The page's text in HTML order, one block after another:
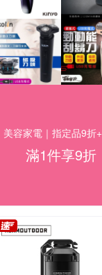
滿1件享9折